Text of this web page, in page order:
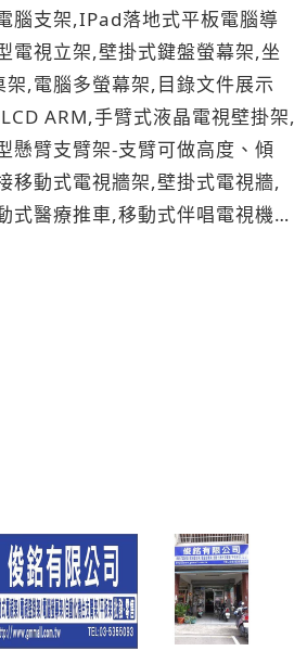
腦支架,IPad落地式平板電腦導
電視立架,壁掛式鍵盤螢幕架,坐
,電腦多螢幕架,目錄文件展示
ARM,手臂式液晶電視壁掛架,
懸臂支臂架-支臂可做高度、傾
移動式電視牆架,壁掛式電視牆,
式醫療推車,移動式伴唱電視機
影機架,藍光博士代理商,抗藍光
目貼,喇叭立架,喇叭三腳架,環繞
,移動式多功能機櫃,目錄文件展